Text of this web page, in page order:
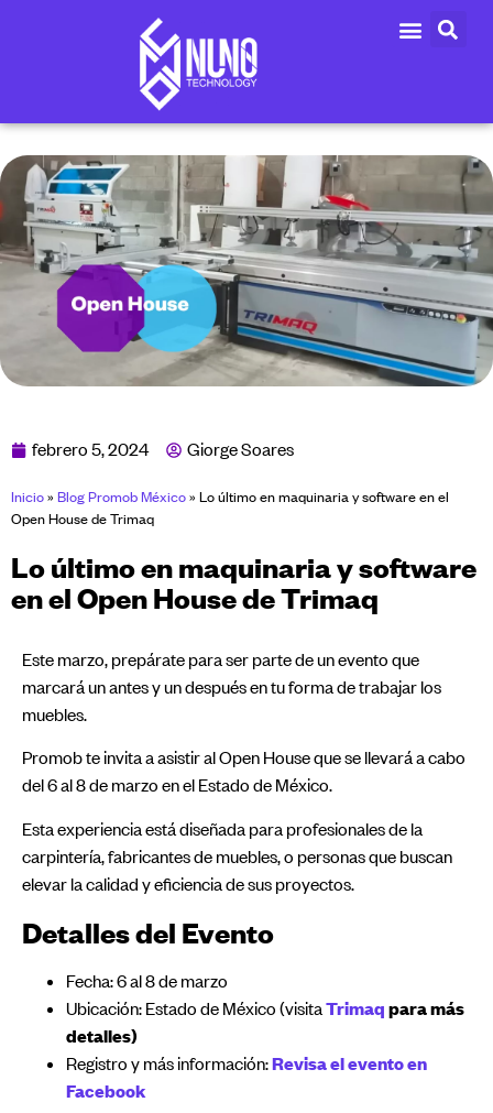
febrero 5, 2024 Giorge Soares
Inicio» Blog Promob México» Lo último en maquinaria y software en el
Open House de Trimaq
Lo último en maquinaria y software
en el Open House de Trimaq
Este marzo, prepárate para ser parte de un evento que
marcará un antes y un después en tu forma de trabajar los
muebles.
Promob te invita a asistir al Open House que se llevará a cabo
del 6 al 8 de marzo en el Estado de México.
Esta experiencia está diseñada para profesionales de la
carpintería, fabricantes de muebles, o personas que buscan
elevar la calidad y eficiencia de sus proyectos.
Detalles del Evento
Fecha: 6 al 8 de marzo
Ubicación: Estado de México (visitaTrimaq para más
detalles)
Registro y más información:Revisa el evento en
Facebook